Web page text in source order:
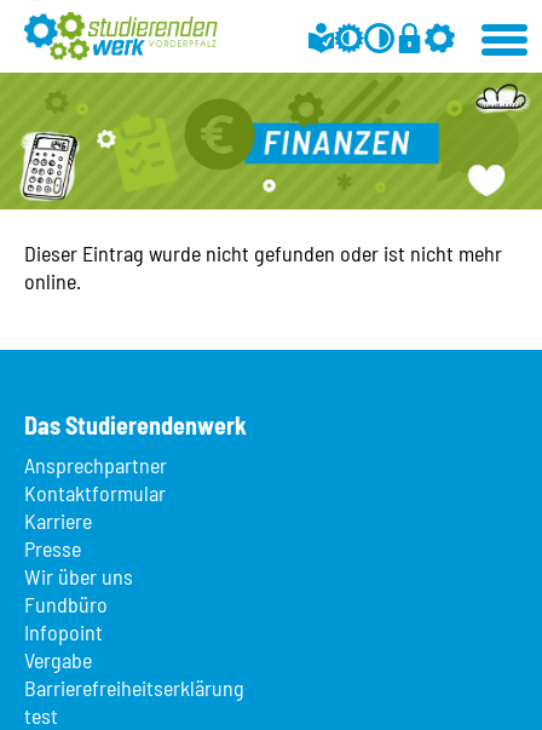
Dieser Eintrag wurde nicht gefunden oder ist nicht mehr
online.
Das Studierendenwerk
Ansprechpartner
Kontaktformular
Karriere
Presse
Wir über uns
Fundbüro
Infopoint
Vergabe
Barrierefreiheitserklärung
test